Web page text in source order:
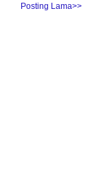
Posting Lama˃˃